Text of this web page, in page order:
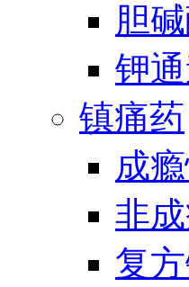
胆
钾
镇痛药
成
非
复